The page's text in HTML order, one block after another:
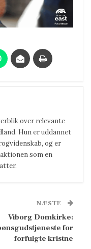
over relevante
Hun er uddannet
og er
som en
NÆSTE
Viborg Domkirke:
for
forfulgte kristne